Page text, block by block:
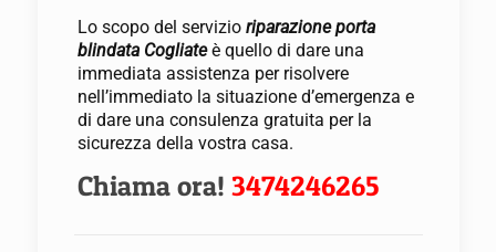
Lo scopo del servizio riparazione porta
blindata Cogliateè quello di dare una
immediata assistenza per risolvere
nell’immediato la situazione d’emergenza e
di dare una consulenza gratuita per la
sicurezza della vostra casa.
Chiama ora! 3474246265